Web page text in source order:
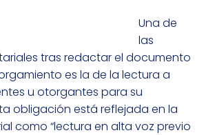
Una de
las
tras redactar el documento
es la de la lectura a
u otorgantes para su
obligación está reflejada en la
como “lectura en alta voz previo